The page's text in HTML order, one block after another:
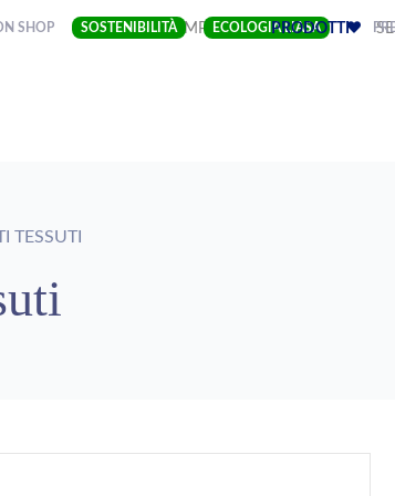
SHOP SOSTENIBILITÀ ECOLOGIA LIASA
IMPRESA(CURRENT)
PRODOTTI
TESSUTI